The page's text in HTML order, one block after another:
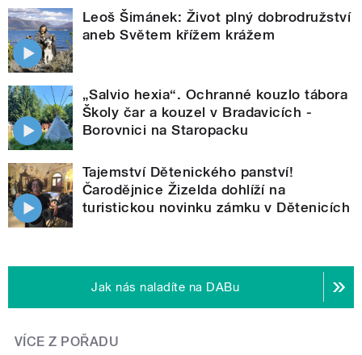
Leoš Šimánek: Život plný dobrodružství
aneb Světem křížem krážem
„Salvio hexia“. Ochranné kouzlo tábora
Školy čar a kouzel v Bradavicích -
Borovnici na Staropacku
Tajemství Dětenického panství!
Čarodějnice Žizelda dohlíží na
turistickou novinku zámku v Dětenicích
Jak nás naladíte na DABu
VÍCE Z POŘADU